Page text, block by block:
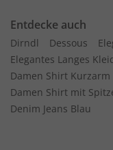
Entdecke auch
Dirndl Dessous
Elegantes Langes
Damen Shirt Kurzarm
Damen Shirt mit
Denim Jeans Blau